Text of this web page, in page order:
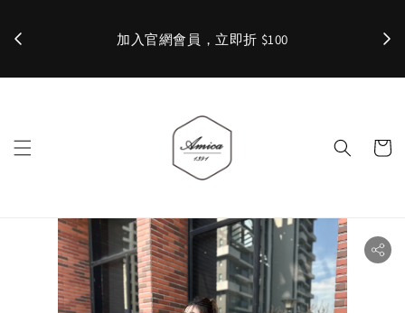
加入官網會員，立即折 $100 ✨